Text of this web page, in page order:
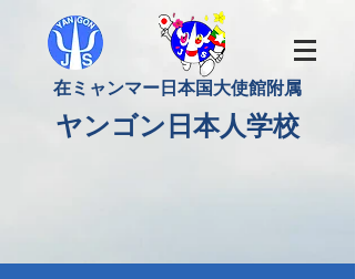
​在ミャンマー日本国大使館附属
​ヤンゴン日本人学校